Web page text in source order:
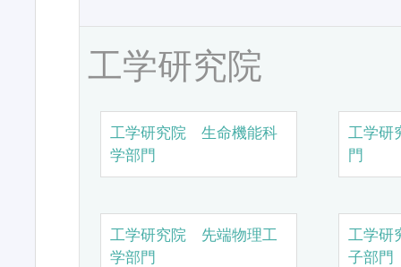
工学研究院
工学研究院 生命機能科
学部門
工学研
門
工学研究院 先端物理工
学部門
工学研
子部門